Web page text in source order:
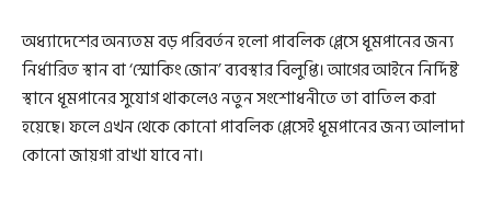
অধ্যাদেশের অন্যতম বড় পরিবর্তন হলো পাবলিক প্লেসে ধূমপানের জন্য
নির্ধারিত স্থান বা ‘স্মোকিং জোন’ ব্যবস্থার বিলুপ্তি। আগের আইনে নির্দিষ্ট
স্থানে ধূমপানের সুযোগ থাকলেও নতুন সংশোধনীতে তা বাতিল করা
হয়েছে। ফলে এখন থেকে কোনো পাবলিক প্লেসেই ধূমপানের জন্য আলাদা
কোনো জায়গা রাখা যাবে না।